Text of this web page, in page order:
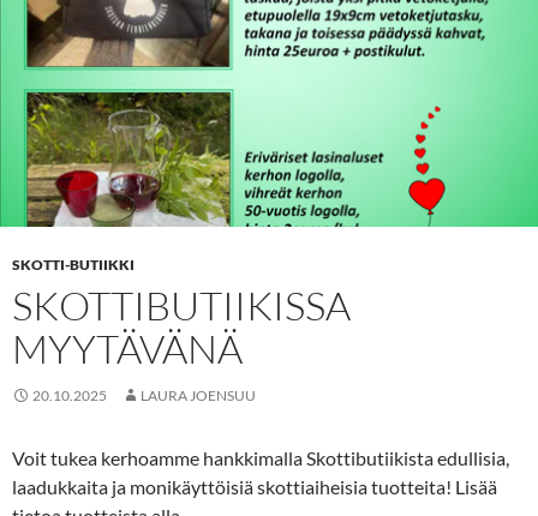
SKOTTI-BUTIIKKI
SKOTTIBUTIIKISSA
MYYTÄVÄNÄ
20.10.2025 LAURA JOENSUU
Voit tukea kerhoamme hankkimalla Skottibutiikista edullisia,
laadukkaita ja monikäyttöisiä skottiaiheisia tuotteita! Lisää